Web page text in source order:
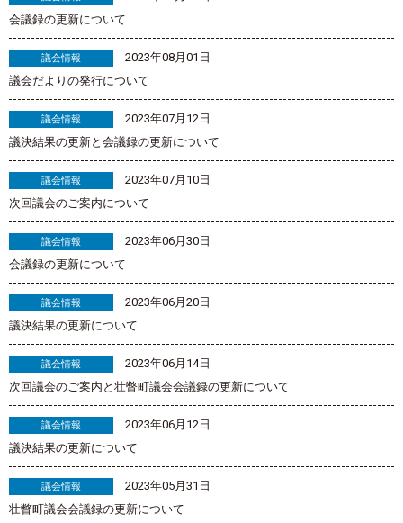
会議録の更新について
議会情報
2023年08月01日
議会だよりの発行について
議会情報
2023年07月12日
議決結果の更新と会議録の更新について
議会情報
2023年07月10日
次回議会のご案内について
議会情報
2023年06月30日
会議録の更新について
議会情報
2023年06月20日
議決結果の更新について
議会情報
2023年06月14日
次回議会のご案内と壮瞥町議会会議録の更新について
議会情報
2023年06月12日
議決結果の更新について
議会情報
2023年05月31日
壮瞥町議会会議録の更新について